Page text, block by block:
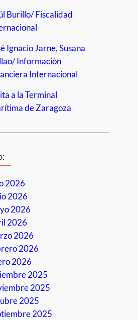
Burillo/ Fiscalidad
Ignacio Jarne, Susana
Información
Internacional
a la Terminal
de Zaragoza
2026
2026
2026
2026
2026
2026
2026
2025
2025
2025
2025